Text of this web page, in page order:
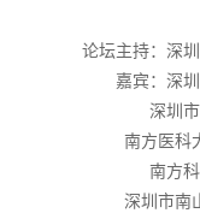
论坛主持：深
嘉宾：深
深圳
南方医科
南方
深圳市南